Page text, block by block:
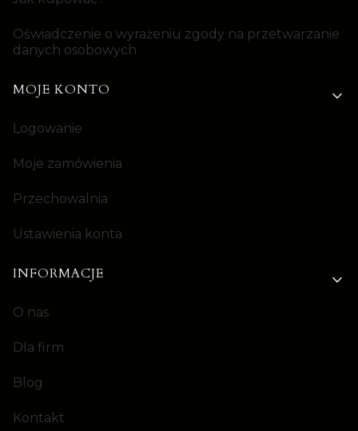
Oświadczenie o wyrażeniu zgody na przetwarzanie
danych osobowych
MOJE KONTO
Logowanie
Moje zamówienia
Przechowalnia
Ustawienia konta
INFORMACJE
O nas
Dla firm
Blog
Kontakt